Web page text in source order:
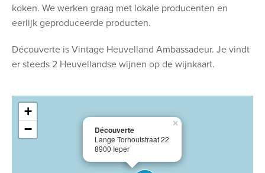
koken. We werken graag met lokale producenten en
eerlijk geproduceerde producten.
Découverte is Vintage Heuvelland Ambassadeur. Je vindt
er steeds 2 Heuvellandse wijnen op de wijnkaart.
Découverte
Lange Torhoutstraat 22
8900 Ieper
×
+
−